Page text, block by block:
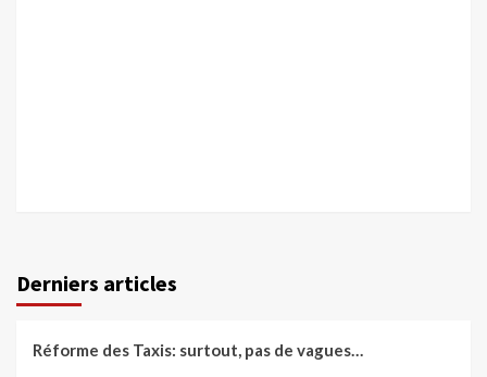
Derniers articles
Réforme des Taxis: surtout, pas de vagues…